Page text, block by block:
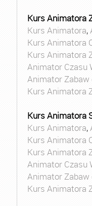
Kurs Animatora
Kurs Animatora,
Kurs Animatora
Kurs Animatora
Animator Czasu
Animator Zabaw
Kurs Animatora
Kurs Animatora
Kurs Animatora,
Kurs Animatora
Kurs Animatora
Animator Czasu
Animator Zabaw
Kurs Animatora